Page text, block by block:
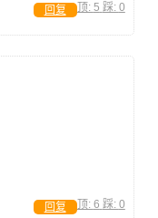
顶: 5 踩: 0
回复
顶: 6 踩: 0
回复